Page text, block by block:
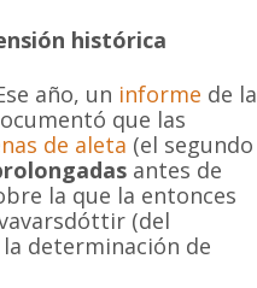
histórica
año, un informe de la
que las
de aleta (el segundo
antes de
la que la entonces
(del
determinación de